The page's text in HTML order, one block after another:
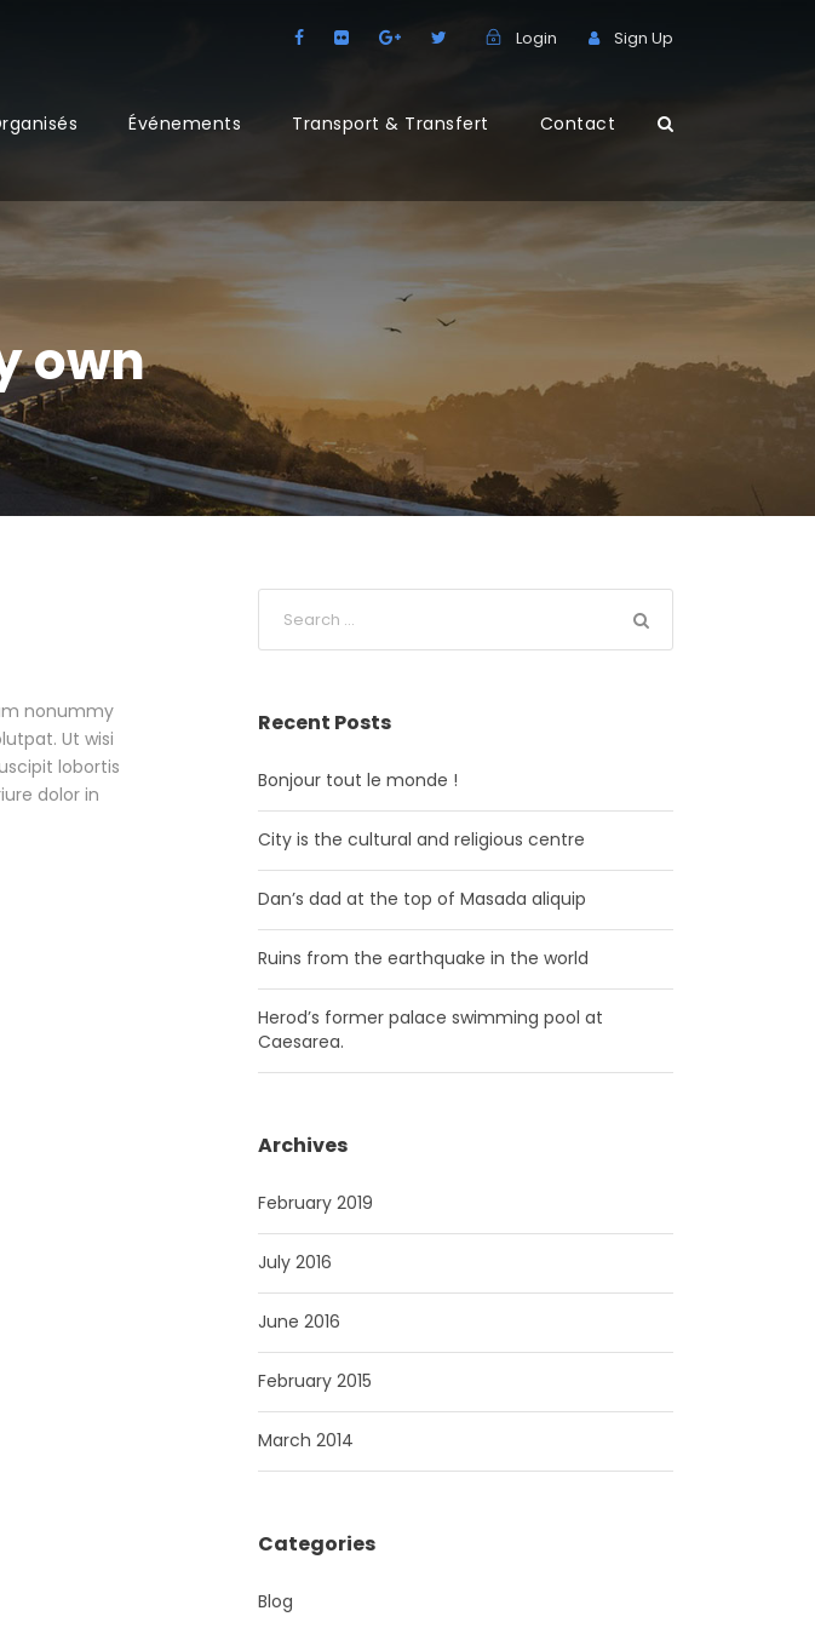
Login Sign Up
Événements Transport & Transfert Contact
own
nonummy
Ut wisi
lobortis
dolor in
Recent Posts
Bonjour tout le monde !
City is the cultural and religious centre
Dan’s dad at the top of Masada aliquip
Ruins from the earthquake in the world
Herod’s former palace swimming pool at
Caesarea.
Archives
February 2019
July 2016
June 2016
February 2015
March 2014
Categories
Blog